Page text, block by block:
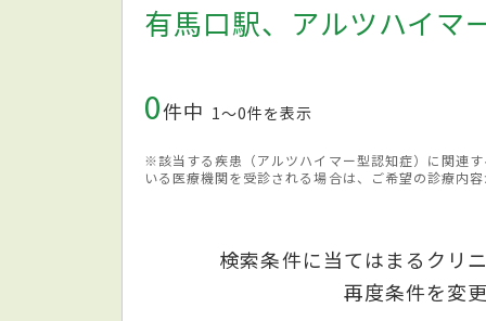
有馬口駅、アルツハイマ
0件中 1〜0件を表示
※該当する疾患（アルツハイマー型認知症）に関連
いる医療機関を受診される場合は、ご希望の診療内
検索条件に当てはまるクリ
再度条件を変